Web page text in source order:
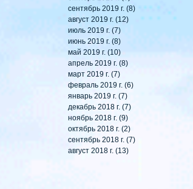
сентябрь 2019 г. (8) 8 постов
август 2019 г. (12) 12 постов
июль 2019 г. (7)
июнь 2019 г. (8)
май 2019 г. (10)
апрель 2019 г. (8)
март 2019 г. (7)
февраль 2019 г. (6)
январь 2019 г. (7)
декабрь 2018 г. (7)
ноябрь 2018 г. (9)
октябрь 2018 г. (2)
сентябрь 2018 г. (7)
август 2018 г. (13)